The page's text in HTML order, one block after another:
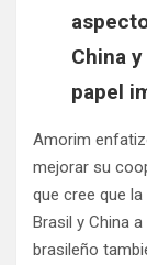
China
papel
Amorim
mejorar su
que cree que
Brasil y China
brasileño